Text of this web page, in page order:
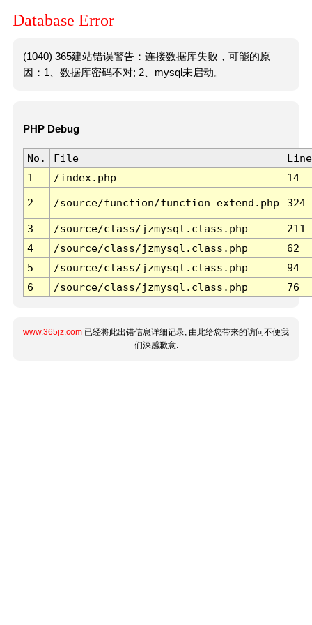
Database Error
(1040) 365建站错误警告：连接数据库失败，可能的原
因：1、数据库密码不对; 2、mysql未启动。
PHP Debug
No. File
Line
1
/index.php 14
2 /source/function/function_extend.php 324
3 /source/class/jzmysql.class.php
211
4
/source/class/jzmysql.class.php
62
5
/source/class/jzmysql.class.php
94
6
/source/class/jzmysql.class.php 76
www.365jz.com 已经将此出错信息详细记录, 由此给您带来的访问不便我
们深感歉意.